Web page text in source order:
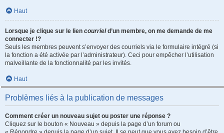
Haut
Lorsque je clique sur le lien courrield’un membre, on me demande de me
connecter !?
Seuls les membres peuvent s’envoyer des courriels via le formulaire intégré (si
la fonction a été activée par l’administrateur). Ceci pour empêcher l’utilisation
malveillante de la fonctionnalité par les invités.
Haut
Problèmes liés à la publication de messages
Comment créer un nouveau sujet ou poster une réponse ?
Cliquez sur le bouton « Nouveau » depuis la page d’un forum ou